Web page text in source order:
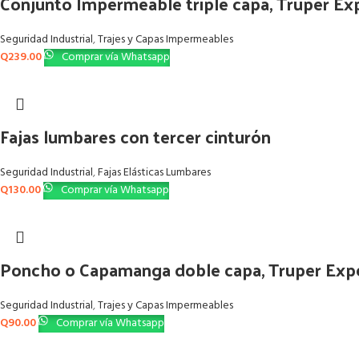
Seguridad Industrial,Trajes y Capas Impermeables
Q239.00 Comprar vía Whatsapp
Fajas lumbares con tercer cinturón
Seguridad Industrial,Fajas Elásticas Lumbares
Q130.00 Comprar vía Whatsapp
Poncho o Capamanga doble capa, Truper
Seguridad Industrial,Trajes y Capas Impermeables
Q90.00 Comprar vía Whatsapp